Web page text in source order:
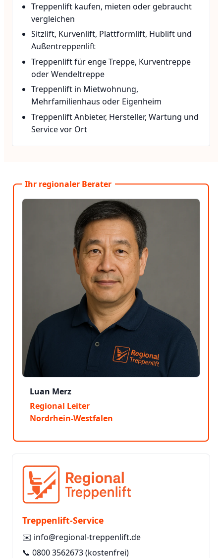
Treppenlift kaufen, mieten oder gebraucht
vergleichen
Sitzlift, Kurvenlift, Plattformlift, Hublift und
Außentreppenlift
Treppenlift für enge Treppe, Kurventreppe
oder Wendeltreppe
Treppenlift in Mietwohnung,
Mehrfamilienhaus oder Eigenheim
Treppenlift Anbieter, Hersteller, Wartung und
Service vor Ort
Ihr regionaler Berater
Luan Merz
Regional Leiter
Nordrhein-Westfalen
Treppenlift-Service
✉️ info@regional-treppenlift.de
📞 0800 3562673(kostenfrei)